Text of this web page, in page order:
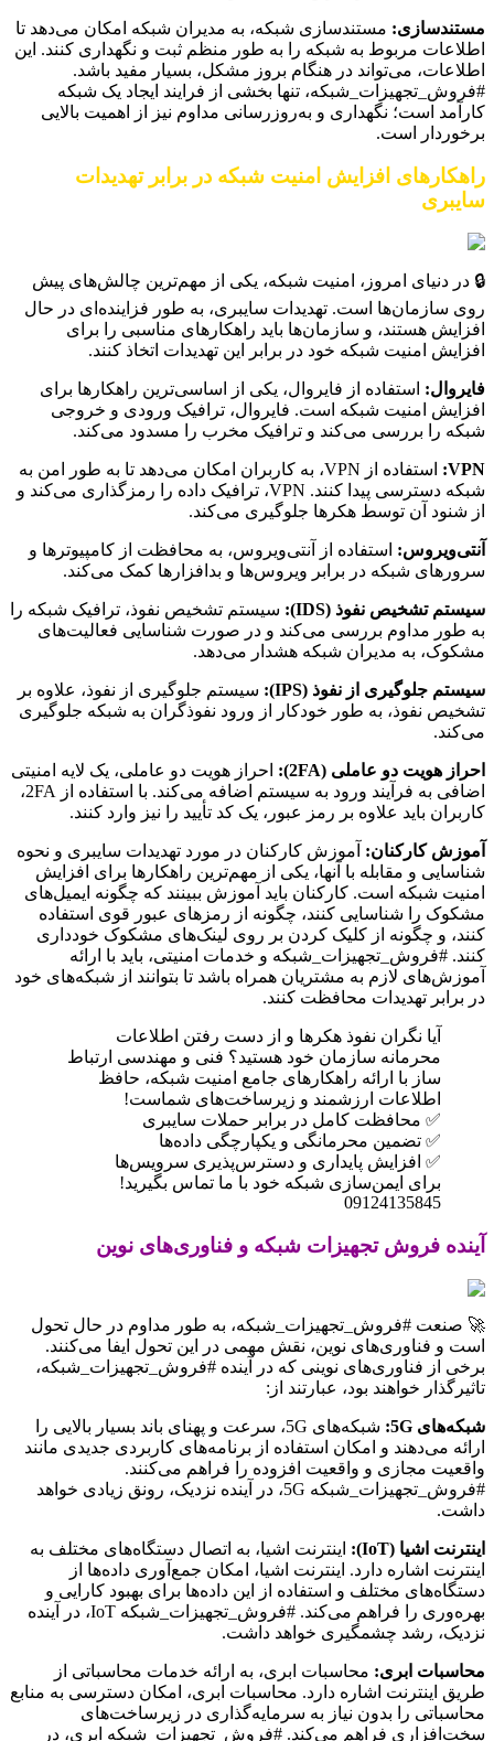
مستندسازی: مستندسازی شبکه، به مدیران شبکه امکان می‌دهد تا
اطلاعات مربوط به شبکه را به طور منظم ثبت و نگهداری کنند. این
اطلاعات، می‌تواند در هنگام بروز مشکل، بسیار مفید باشد.
#فروش_تجهیزات_شبکه، تنها بخشی از فرایند ایجاد یک شبکه
کارآمد است؛ نگهداری و به‌روزرسانی مداوم نیز از اهمیت بالایی
برخوردار است.
راهکارهای افزایش امنیت شبکه در برابر تهدیدات
سایبری
🔒 در دنیای امروز، امنیت شبکه، یکی از مهم‌ترین چالش‌های پیش
روی سازمان‌ها است. تهدیدات سایبری، به طور فزاینده‌ای در حال
افزایش هستند، و سازمان‌ها باید راهکارهای مناسبی را برای
افزایش امنیت شبکه خود در برابر این تهدیدات اتخاذ کنند.
فایروال: استفاده از فایروال، یکی از اساسی‌ترین راهکارها برای
افزایش امنیت شبکه است. فایروال، ترافیک ورودی و خروجی
شبکه را بررسی می‌کند و ترافیک مخرب را مسدود می‌کند.
VPN:
استفاده از VPN، به کاربران امکان می‌دهد تا به طور امن به
شبکه دسترسی پیدا کنند. VPN، ترافیک داده را رمزگذاری می‌کند و
از شنود آن توسط هکرها جلوگیری می‌کند.
آنتی‌ویروس: استفاده از آنتی‌ویروس، به محافظت از کامپیوترها و
سرورهای شبکه در برابر ویروس‌ها و بدافزارها کمک می‌کند.
سیستم تشخیص نفوذ (IDS):
سیستم تشخیص نفوذ، ترافیک شبکه را
به طور مداوم بررسی می‌کند و در صورت شناسایی فعالیت‌های
مشکوک، به مدیران شبکه هشدار می‌دهد.
سیستم جلوگیری از نفوذ (IPS):
سیستم جلوگیری از نفوذ، علاوه بر
تشخیص نفوذ، به طور خودکار از ورود نفوذگران به شبکه جلوگیری
می‌کند.
احراز هویت دو عاملی (2FA):
احراز هویت دو عاملی، یک لایه امنیتی
اضافی به فرآیند ورود به سیستم اضافه می‌کند. با استفاده از 2FA،
کاربران باید علاوه بر رمز عبور، یک کد تأیید را نیز وارد کنند.
آموزش کارکنان: آموزش کارکنان در مورد تهدیدات سایبری و نحوه
شناسایی و مقابله با آنها، یکی از مهم‌ترین راهکارها برای افزایش
امنیت شبکه است. کارکنان باید آموزش ببینند که چگونه ایمیل‌های
مشکوک را شناسایی کنند، چگونه از رمزهای عبور قوی استفاده
کنند، و چگونه از کلیک کردن بر روی لینک‌های مشکوک خودداری
کنند. #فروش_تجهیزات_شبکه و خدمات امنیتی، باید با ارائه
آموزش‌های لازم به مشتریان همراه باشد تا بتوانند از شبکه‌های خود
در برابر تهدیدات محافظت کنند.
آیا نگران نفوذ هکرها و از دست رفتن اطلاعات
محرمانه سازمان خود هستید؟ فنی و مهندسی ارتباط
ساز با ارائه راهکارهای جامع امنیت شبکه، حافظ
اطلاعات ارزشمند و زیرساخت‌های شماست!
✅ محافظت کامل در برابر حملات سایبری
✅ تضمین محرمانگی و یکپارچگی داده‌ها
✅ افزایش پایداری و دسترس‌پذیری سرویس‌ها
برای ایمن‌سازی شبکه خود با ما تماس بگیرید!
09124135845
آینده فروش تجهیزات شبکه و فناوری‌های نوین
🚀 صنعت #فروش_تجهیزات_شبکه، به طور مداوم در حال تحول
است و فناوری‌های نوین، نقش مهمی در این تحول ایفا می‌کنند.
برخی از فناوری‌های نوینی که در آینده #فروش_تجهیزات_شبکه،
تاثیرگذار خواهند بود، عبارتند از:
شبکه‌های 5G:
شبکه‌های 5G، سرعت و پهنای باند بسیار بالایی را
ارائه می‌دهند و امکان استفاده از برنامه‌های کاربردی جدیدی مانند
واقعیت مجازی و واقعیت افزوده را فراهم می‌کنند.
#فروش_تجهیزات_شبکه 5G، در آینده نزدیک، رونق زیادی خواهد
داشت.
اینترنت اشیا (IoT):
اینترنت اشیا، به اتصال دستگاه‌های مختلف به
اینترنت اشاره دارد. اینترنت اشیا، امکان جمع‌آوری داده‌ها از
دستگاه‌های مختلف و استفاده از این داده‌ها برای بهبود کارایی و
بهره‌وری را فراهم می‌کند. #فروش_تجهیزات_شبکه IoT، در آینده
نزدیک، رشد چشمگیری خواهد داشت.
محاسبات ابری: محاسبات ابری، به ارائه خدمات محاسباتی از
طریق اینترنت اشاره دارد. محاسبات ابری، امکان دسترسی به منابع
محاسباتی را بدون نیاز به سرمایه‌گذاری در زیرساخت‌های
سخت‌افزاری فراهم می‌کند. #فروش_تجهیزات_شبکه ابری، در